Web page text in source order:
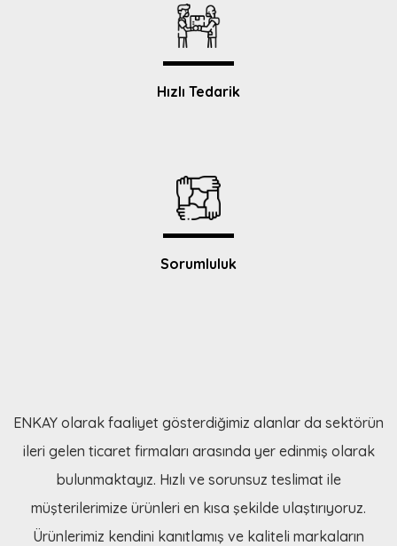
Hızlı Tedarik
Sorumluluk
ENKAY olarak faaliyet gösterdiğimiz alanlar da sektörün
ileri gelen ticaret firmaları arasında yer edinmiş olarak
bulunmaktayız. Hızlı ve sorunsuz teslimat ile
müşterilerimize ürünleri en kısa şekilde ulaştırıyoruz.
Ürünlerimiz kendini kanıtlamış ve kaliteli markaların